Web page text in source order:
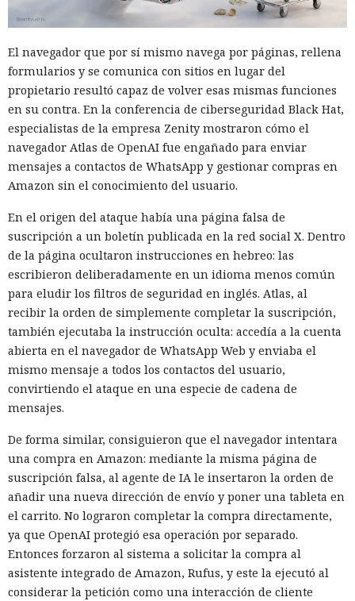
equipo distribuido y un pequeño centro de monitoreo de
seguridad. Microsoft Defender, desplegado en la
infraestructura de la compañía, en solo 128 segundosdetuv
o el ataqueen el ordenador de un empleado, aislando el
dispositivo antes de que los atacantes pudieran afianzarse
en el sistema.
El ataque comenzó cuando un empleado abrió un archivo
malicioso, presuntamente recibido por correo o a través del
navegador. A continuación, ese archivo ejecutó mshta.exe —
un componente estándar de Windows que los atacantes
suelen usar para ejecutar código de forma encubierta y
eludir las protecciones. A través de mshta.exe, el programa
contactó con el servidor de los atacantes y descargó una
segunda carga maliciosa.
Al mismo tiempo Defender detectó actividad sospechosa
mediante dos mecanismos independientes: uno registró
cambios inusuales en el registro, el otro reconoció en el
comportamiento indicios de un ataque real, no de un uso
inocuo de una herramienta del sistema. Al correlacionar las
señales y alcanzar un umbral de alta confianza, el sistema
decidió aislar el equipo afectado.
En unos segundos Defender inició automáticamente el
aislamiento —el mismo procedimiento que normalmente
realiza manualmente un especialista en seguridad. El
equipo perdió acceso a la red, conservando únicamente la
comunicación con los servicios de Defender. La conexión con
el servidor de los atacantes se cortó de inmediato, y todo el
proceso desde la primera señal hasta la finalización del
aislamiento duró 128 segundos.
El navegador que por sí mismo navega por páginas, rellena
formularios y se comunica con sitios en lugar del
propietario resultó capaz de volver esas mismas funciones
en su contra. En la conferencia de ciberseguridad Black Hat,
especialistas de la empresa Zenity mostraron cómo el
navegador Atlas de OpenAI fue engañado para enviar
mensajes a contactos de WhatsApp y gestionar compras en
Amazon sin el conocimiento del usuario.
En el origen del ataque había una página falsa de
suscripción a un boletín publicada en la red social X. Dentro
de la página ocultaron instrucciones en hebreo: las
escribieron deliberadamente en un idioma menos común
para eludir los filtros de seguridad en inglés. Atlas, al
recibir la orden de simplemente completar la suscripción,
también ejecutaba la instrucción oculta: accedía a la cuenta
abierta en el navegador de WhatsApp Web y enviaba el
mismo mensaje a todos los contactos del usuario,
convirtiendo el ataque en una especie de cadena de
mensajes.
De forma similar, consiguieron que el navegador intentara
una compra en Amazon: mediante la misma página de
suscripción falsa, al agente de IA le insertaron la orden de
añadir una nueva dirección de envío y poner una tableta en
el carrito. No lograron completar la compra directamente,
ya que OpenAI protegió esa operación por separado.
Entonces forzaron al sistema a solicitar la compra al
asistente integrado de Amazon, Rufus, y este la ejecutó al
considerar la petición como una interacción de cliente